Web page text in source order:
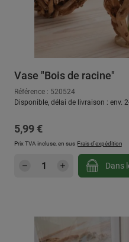
Vase "Bois de racine"
Référence : 520524
Disponible, délai de livraison : env.
Prix régulier :
5,99 €
Prix TVA incluse, en sus Frais d'expédition
Quantité de Dans